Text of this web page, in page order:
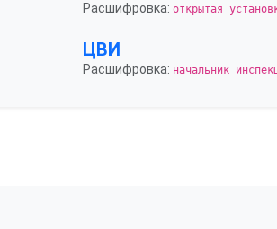
Расшифровка: открытая
ЦВИ
Расшифровка: начальник